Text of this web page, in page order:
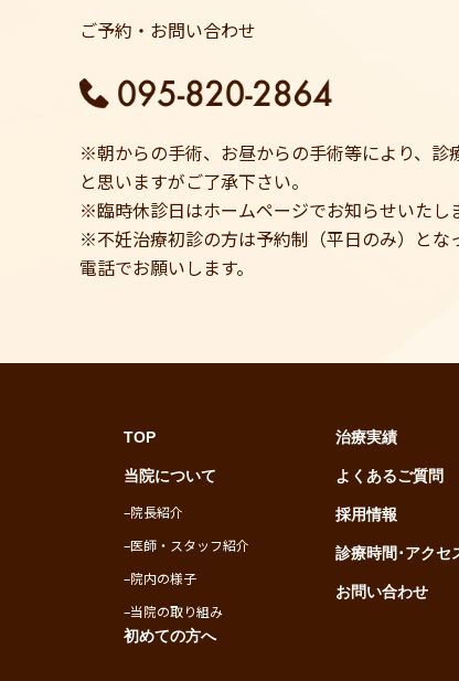
ご予約・お問い合わせ
※朝からの手術、お昼からの手術等により、診
と思いますがご了承下さい。
※臨時休診日はホームページでお知らせいたし
※不妊治療初診の方は予約制（平日のみ）とな
電話でお願いします。
TOP
当院について
–院長紹介
–医師・スタッフ紹介
–院内の様子
–当院の取り組み
初めての方へ
治療実績
よくあるご質問
採用情報
診療時間･アクセ
お問い合わせ